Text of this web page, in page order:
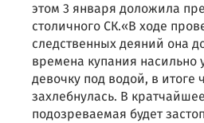
этом 3 января доложила
столичного СК.«В ходе
следственных деяний она
времена купания насильно
девочку под водой, в итоге
захлебнулась. В
подозреваемая будет